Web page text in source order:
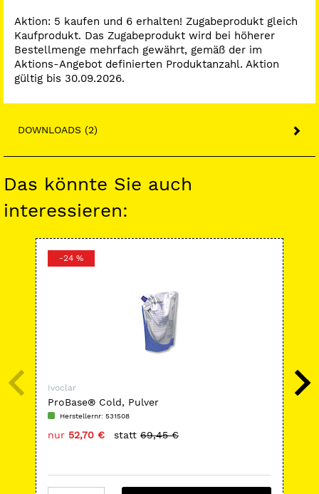
Aktion: 5 kaufen und 6 erhalten! Zugabeprodukt gleich
Kaufprodukt. Das Zugabeprodukt wird bei höherer
Bestellmenge mehrfach gewährt, gemäß der im
Aktions-Angebot definierten Produktanzahl. Aktion
gültig bis 30.09.2026.
DOWNLOADS (2)
Das könnte Sie auch
interessieren:
-24 %
Ivoclar
ProBase® Cold, Pulver
Herstellernr: 531508
nur 52,70 € statt 69,45 €